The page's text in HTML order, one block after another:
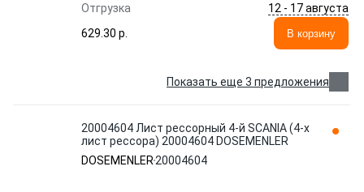
Отгрузка
12 - 17 августа
629.30 p.
В корзину
Показать еще 3 предложения
20004604 Лист рессорный 4-й SCANIA (4-х
лист рессора) 20004604 DOSEMENLER
DOSEMENLER 20004604